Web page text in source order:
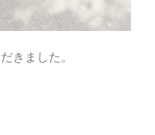
きました。